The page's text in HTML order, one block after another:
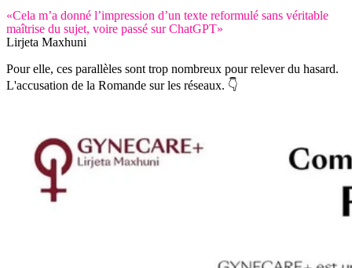
«Cela m’a donné l’impression d’un texte reformulé sans véritable
maîtrise du sujet, voire passé sur ChatGPT»
Lirjeta Maxhuni
Pour elle, ces parallèles sont trop nombreux pour relever du hasard.
L'accusation de la Romande sur les réseaux. 👇